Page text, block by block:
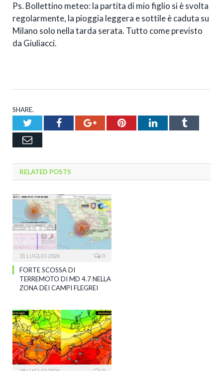
Ps. Bollettino meteo: la partita di mio figlio si è svolta
regolarmente, la pioggia leggera e sottile è caduta su
Milano solo nella tarda serata. Tutto come previsto
da Giuliacci.
SHARE.
TwitterFacebookGoogle+PinterestLinkedInTumblr
Email
RELATED POSTS
31 LUGLIO 2026 0
FORTE SCOSSA DI
TERREMOTO DI MD 4.7 NELLA
ZONA DEI CAMPI FLEGREI